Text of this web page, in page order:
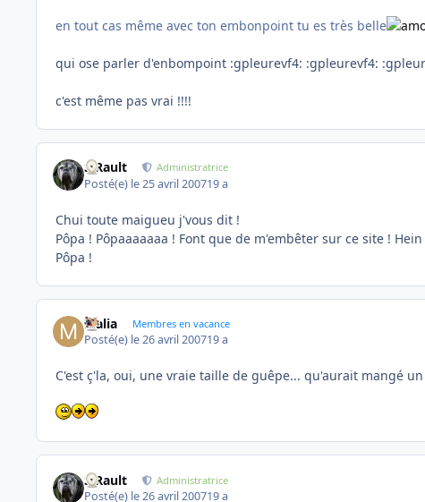
en tout cas même avec ton embonpoint tu es très belle
qui ose parler d'enbompoint :gpleurevf4: :gpleurevf4:
c'est même pas vrai !!!!
S.Rault Administratrice
Posté(e) le 25 avril 200719 a
Chui toute maigueu j'vous dit !
Pôpa ! Pôpaaaaaaa ! Font que de m'embêter sur ce site !
Pôpa !
Malia Membres en vacance
Posté(e) le 26 avril 200719 a
C'est ç'la, oui, une vraie taille de guêpe... qu'aurait mangé
S.Rault Administratrice
Posté(e) le 26 avril 200719 a